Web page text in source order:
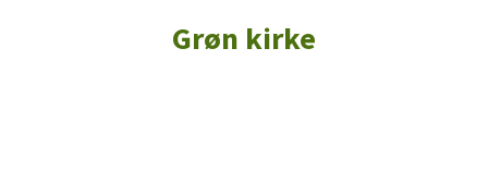
Grøn kirke